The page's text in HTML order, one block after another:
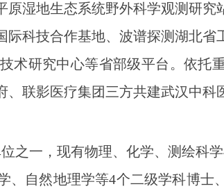
湿地生态系统野外科学观测研
科技合作基地、波谱探测湖北
术研究中心等省部级平台。依托
联影医疗集团三方共建武汉中
之一，现有物理、化学、测绘科
、自然地理学等4个二级学科博士